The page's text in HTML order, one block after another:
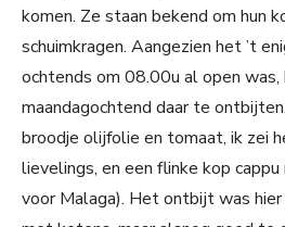
komen. Ze staan bekend om hun
schuimkragen. Aangezien het ’t
ochtends om 08.00u al open
maandagochtend daar te
broodje olijfolie en tomaat, ik zei
lievelings, en een flinke kop
voor Malaga). Het ontbijt was